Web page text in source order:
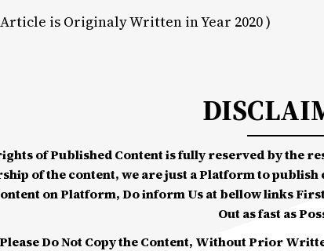
is Originaly Written in Year 2020 )
of Published Content is fully reserved by the
of the content, we are just a Platform to
on Platform, Do inform Us at bellow links
Out as fast as
Please Do Not Copy the Content, Without Prior